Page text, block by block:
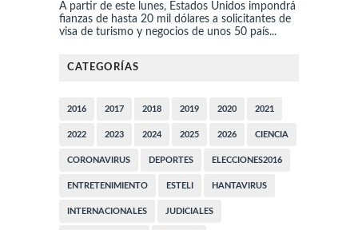
A partir de este lunes, Estados Unidos impondrá
fianzas de hasta 20 mil dólares a solicitantes de
visa de turismo y negocios de unos 50 país...
CATEGORÍAS
2016 2017 2018 2019 2020 2021
2022 2023 2024 2025 2026 CIENCIA
CORONAVIRUS DEPORTES ELECCIONES2016
ENTRETENIMIENTO ESTELI HANTAVIRUS
INTERNACIONALES JUDICIALES